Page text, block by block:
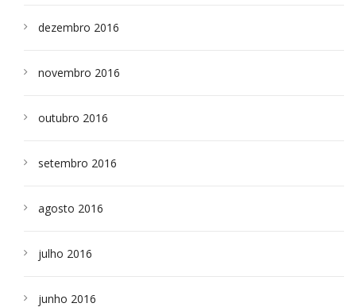
dezembro 2016
novembro 2016
outubro 2016
setembro 2016
agosto 2016
julho 2016
junho 2016